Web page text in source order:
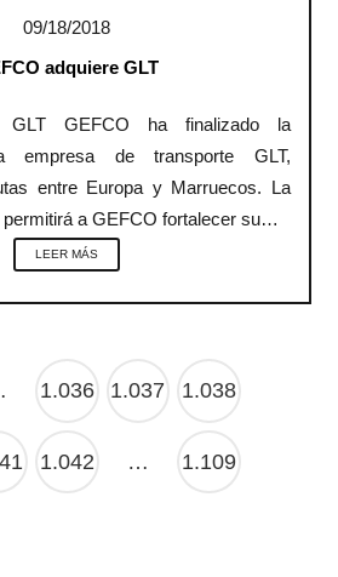
09/18/2018
adquiere GLT
GLT GEFCO ha finalizado la
empresa de transporte GLT,
entre Europa y Marruecos. La
permitirá a GEFCO fortalecer su…
LEER MÁS
1.036 1.037 1.038
1.042 … 1.109